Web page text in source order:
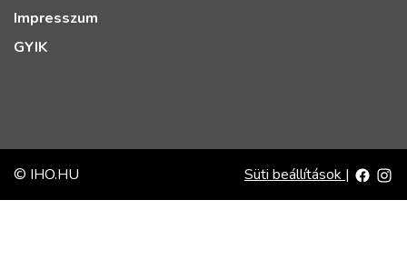
Impresszum
GYIK
© IHO.HU Süti beállítások |